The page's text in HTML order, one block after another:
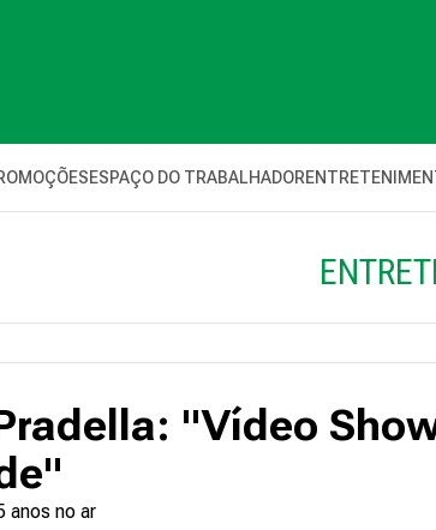
ESPAÇO DO TRABALHADOR
"Vídeo
anos no ar